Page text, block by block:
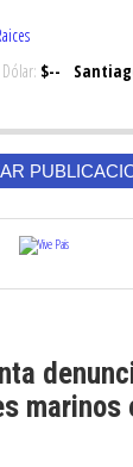
$--
marinos